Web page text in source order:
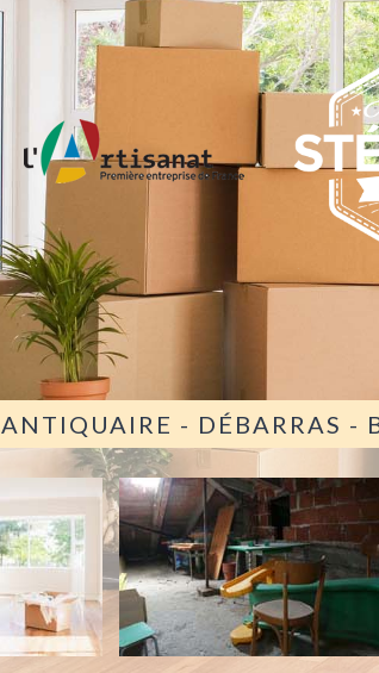
ANTIQUAIRE - DÉBARRAS -